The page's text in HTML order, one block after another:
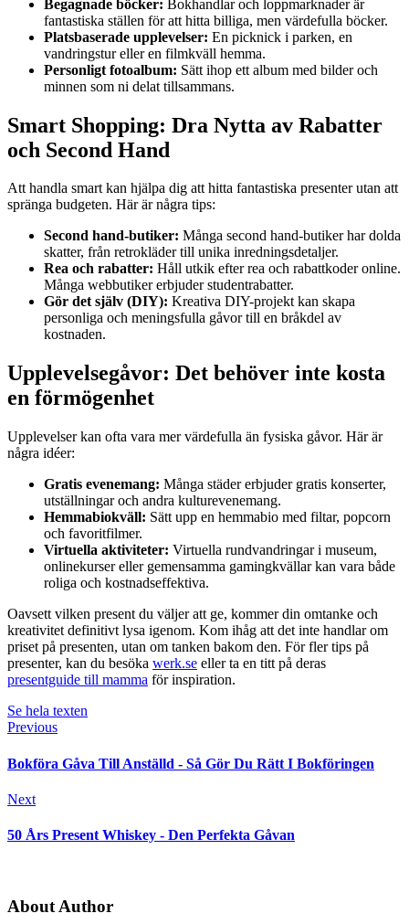
Begagnade böcker: Bokhandlar och loppmarknader är
fantastiska ställen för att hitta billiga, men värdefulla böcker.
Platsbaserade upplevelser: En picknick i parken, en
vandringstur eller en filmkväll hemma.
Personligt fotoalbum: Sätt ihop ett album med bilder och
minnen som ni delat tillsammans.
Smart Shopping: Dra Nytta av Rabatter
och Second Hand
Att handla smart kan hjälpa dig att hitta fantastiska presenter utan att
spränga budgeten. Här är några tips:
Second hand-butiker: Många second hand-butiker har dolda
skatter, från retrokläder till unika inredningsdetaljer.
Rea och rabatter: Håll utkik efter rea och rabattkoder online.
Många webbutiker erbjuder studentrabatter.
Gör det själv (DIY): Kreativa DIY-projekt kan skapa
personliga och meningsfulla gåvor till en bråkdel av
kostnaden.
Upplevelsegåvor: Det behöver inte kosta
en förmögenhet
Upplevelser kan ofta vara mer värdefulla än fysiska gåvor. Här är
några idéer:
Gratis evenemang: Många städer erbjuder gratis konserter,
utställningar och andra kulturevenemang.
Hemmabiokväll: Sätt upp en hemmabio med filtar, popcorn
och favoritfilmer.
Virtuella aktiviteter: Virtuella rundvandringar i museum,
onlinekurser eller gemensamma gamingkvällar kan vara både
roliga och kostnadseffektiva.
Oavsett vilken present du väljer att ge, kommer din omtanke och
kreativitet definitivt lysa igenom. Kom ihåg att det inte handlar om
priset på presenten, utan om tanken bakom den. För fler tips på
presenter, kan du besöka werk.se eller ta en titt på deras
presentguide till mamma för inspiration.
Se hela texten
Previous
Bokföra Gåva Till Anställd - Så Gör Du Rätt I Bokföringen
Next
50 Års Present Whiskey - Den Perfekta Gåvan
About Author